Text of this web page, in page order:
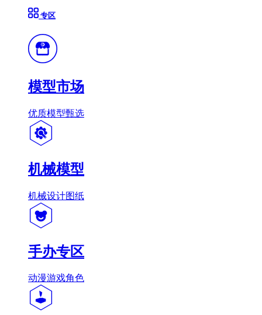
专区
模型市场
优质模型甄选
机械模型
机械设计图纸
手办专区
动漫游戏角色